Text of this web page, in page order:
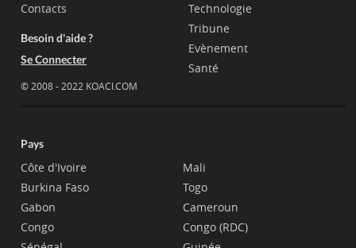
Contacts
Besoin d'aide ?
Se Connecter
© 2008 - 2022 KOACI.COM
Technologie
Tribune
Evènement
Santé
Pays
Côte d'Ivoire
Burkina Faso
Gabon
Congo
Mali
Togo
Cameroun
Congo (RDC)